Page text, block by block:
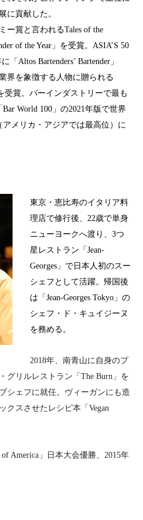
に貢献した。
ー賞と言われるTales of the
of the Year 」を受賞。 ASIA’S 50
「 Altos Bartenders’ Bartender 」
界を象徴する人物に贈られる
受賞。バーインダストリーで最も
Bar World 100 」の2021年版で世界
アメリカ・アジアでは最高位）に
東京・恵比寿のイタリア料
理店で修行後、 22歳で単身
ニューヨークへ渡り、 3つ
星レストラン「 Jean-
Georges 」で日本人初のスー
シェフとして活躍。帰国後
は「 Jean-Georges Tokyo 」の
シェフ・ド・キュイジーヌ
を務める。
2018年、南青山に自身のプ
グリルレストラン「 The Burn 」を
シェフに就任。ヴィーガンにも造
クスさせたレシピ本「 Vegan
of America 」日本大会優勝、 2015年